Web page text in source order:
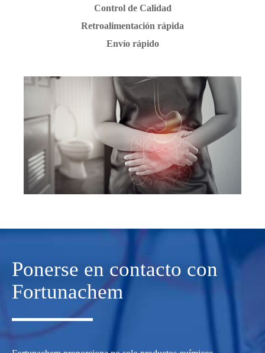
Control de Calidad
Retroalimentación rápida
Envío rápido
Ponerse en contacto con
Fortunachem